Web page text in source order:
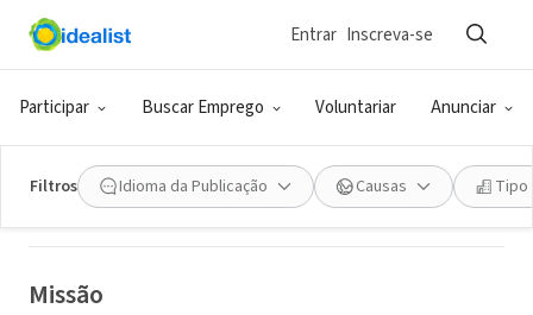
Participar Buscar Emprego Voluntariar Anunciar
Entrar Inscreva-se
Filtros Idioma da Publicação Causas Tipo
ONG (SETOR SOCIAL)
Boone County CASA, Inc.
Missão